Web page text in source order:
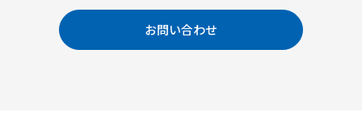
お問い合わせ